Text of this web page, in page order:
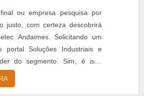
ou empresa pesquisa por
justo, com certeza descobrirá
Andaimes. Solicitando um
portal Soluções Industriais e
do segmento. Sim, é isso
a temática é tubo roll preço
da Getec Andaimes